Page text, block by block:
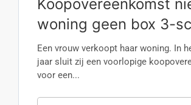
Koopovereenkomst
woning geen box 3-
Een vrouw verkoopt haar woning. In
jaar sluit zij een voorlopige
voor een...